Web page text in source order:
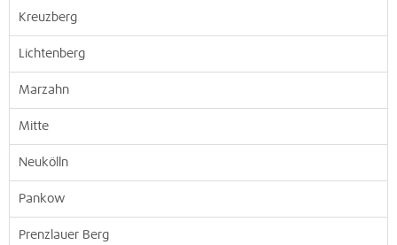
Kreuzberg
Lichtenberg
Marzahn
Mitte
Neukölln
Pankow
Prenzlauer Berg